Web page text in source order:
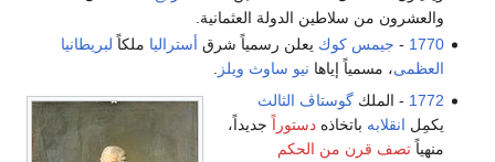
والعشرون من سلاطين الدولة العثمانية.
1770
- جيمس كوك يعلن رسمياً شرق أستراليا ملكاً لبريطانيا
العظمى، مسمياً إياها نيو ساوث ويلز
1772 - الملكگوستاڤ الثالث
يكمِل انقلابه باتخاذهدستوراً جديداً،
منهياًتصف قرن من الحكم